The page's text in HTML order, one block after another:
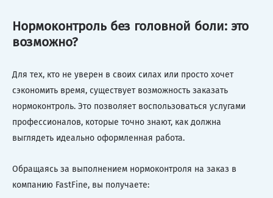
Нормоконтроль без головной боли: это
возможно?
Для тех, кто не уверен в своих силах или просто хочет
сэкономить время, существует возможность заказать
нормоконтроль. Это позволяет воспользоваться услугами
профессионалов, которые точно знают, как должна
выглядеть идеально оформленная работа.
Обращаясь за выполнением нормоконтроля на заказ в
компанию FastFine, вы получаете: